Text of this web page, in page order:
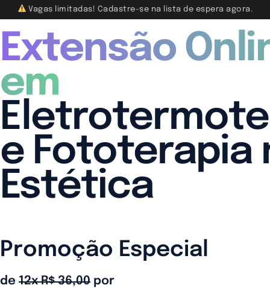
Vagas limitadas! Cadastre-se na lista de espera agora.
Extensão
em
e Fototerapia
Estética
Promoção Especial
de 12x R$ 36,00 por